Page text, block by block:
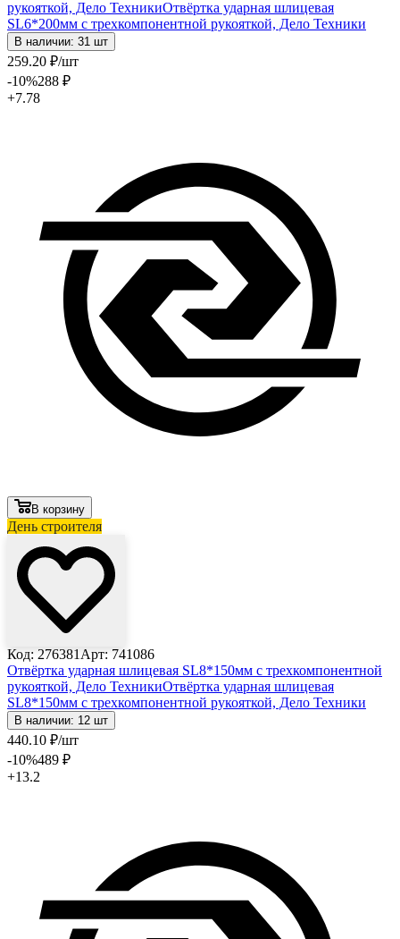
рукояткой, Дело ТехникиОтвёртка ударная шлицевая
SL6*200мм с трехкомпонентной рукояткой, Дело Техники
В наличии: 31 шт
259.20 ₽/шт
-10%288 ₽
+7.78
В корзину
День строителя
Код: 276381 Арт: 741086
Отвёртка ударная шлицевая SL8*150мм с трехкомпонентной
рукояткой, Дело ТехникиОтвёртка ударная шлицевая
SL8*150мм с трехкомпонентной рукояткой, Дело Техники
В наличии: 12 шт
440.10 ₽/шт
-10%489 ₽
+13.2